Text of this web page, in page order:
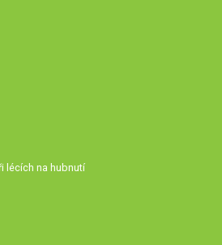
lécích na hubnutí